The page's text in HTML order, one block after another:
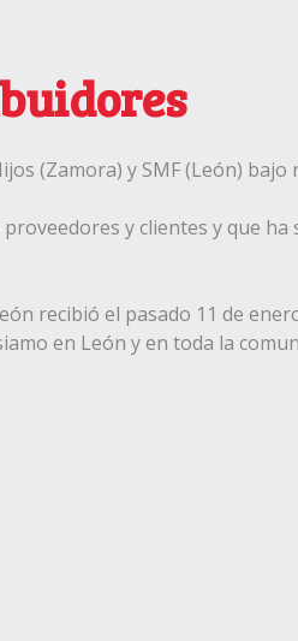
(Zamora) y SMF (León) bajo
y clientes y que
recibió el pasado 11 de
en León y en toda la